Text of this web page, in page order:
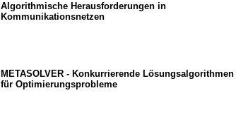
Algorithmische Herausforderungen in
Kommunikationsnetzen
METASOLVER - Konkurrierende Lösungsalgorithmen
für Optimierungsprobleme